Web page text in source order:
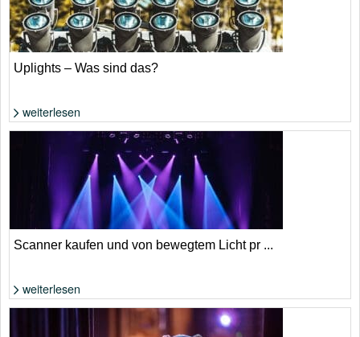
Foto: Shutterstock von skyNext
Uplights – Was sind das?
weiterlesen
Foto: Shutterstock von Oleksandr Nagaiets
Scanner kaufen und von bewegtem Licht pr ...
weiterlesen